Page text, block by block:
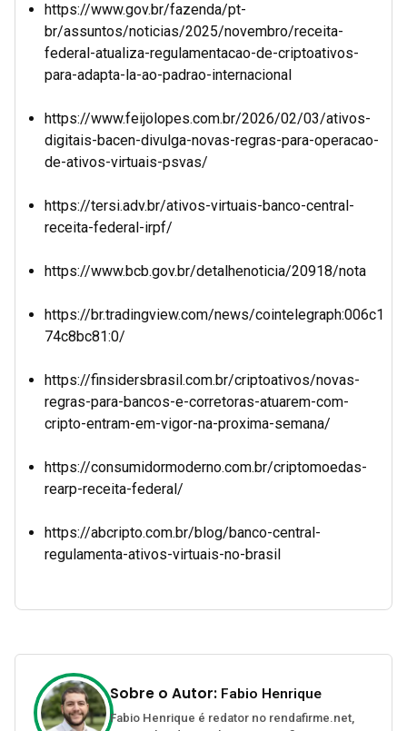
https://www.gov.br/fazenda/pt-
br/assuntos/noticias/2025/novembro/receita-
federal-atualiza-regulamentacao-de-criptoativos-
para-adapta-la-ao-padrao-internacional
https://www.feijolopes.com.br/2026/02/03/ativos-
digitais-bacen-divulga-novas-regras-para-operacao-
de-ativos-virtuais-psvas/
https://tersi.adv.br/ativos-virtuais-banco-central-
receita-federal-irpf/
https://www.bcb.gov.br/detalhenoticia/20918/nota
https://br.tradingview.com/news/cointelegraph:006c1
74c8bc81:0/
https://finsidersbrasil.com.br/criptoativos/novas-
regras-para-bancos-e-corretoras-atuarem-com-
cripto-entram-em-vigor-na-proxima-semana/
https://consumidormoderno.com.br/criptomoedas-
rearp-receita-federal/
https://abcripto.com.br/blog/banco-central-
regulamenta-ativos-virtuais-no-brasil
Sobre o Autor: Fabio Henrique
Fabio Henrique é redator no rendafirme.net,